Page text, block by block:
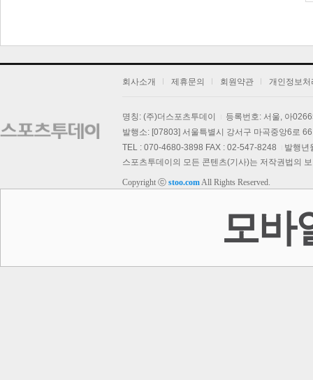
회사소개 제휴문의 회원약관 개인정보처
명칭: (주)더스포츠투데이
등록번호: 서울, 아
발행소: [07803] 서울특별시 강서구 마곡중앙6로
TEL : 070-4680-3898 FAX : 02-547-8248
발행년
스포츠투데이의 모든 콘텐츠(기사)는 저작권법의
Copyright ⓒ stoo.comAll Rights Reserved.
모바